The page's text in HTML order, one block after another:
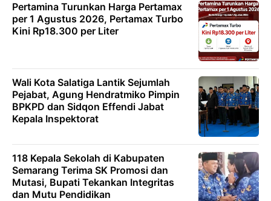
Pertamina Turunkan Harga Pertamax
per 1 Agustus 2026, Pertamax Turbo
Kini Rp18.300 per Liter
Wali Kota Salatiga Lantik Sejumlah
Pejabat, Agung Hendratmiko Pimpin
BPKPD dan Sidqon Effendi Jabat
Kepala Inspektorat
118 Kepala Sekolah di Kabupaten
Semarang Terima SK Promosi dan
Mutasi, Bupati Tekankan Integritas
dan Mutu Pendidikan